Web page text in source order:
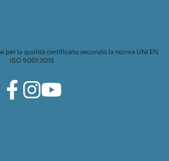
per la qualità certificato secondo la norma UNI EN
ISO 9001:2015